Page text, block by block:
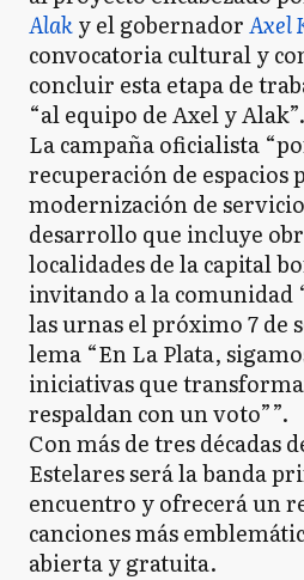
Alaky el gobernadorAxel
convocatoria cultural y
concluir esta etapa de
“al equipo de Axel y Alak”.
La campaña oficialista
recuperación de espacios
modernización de
desarrollo que incluye
localidades de la capital
invitando a la comunidad
las urnas el próximo 7 de
lema “En La Plata,
iniciativas que
respaldan con un voto””.
Con más de tres décadas
Estelares será la banda
encuentro y ofrecerá un
canciones más
abierta y gratuita.